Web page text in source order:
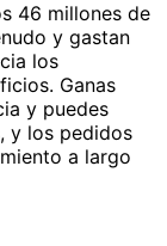
46 millones de
y gastan
los
Ganas
y puedes
y los pedidos
a largo